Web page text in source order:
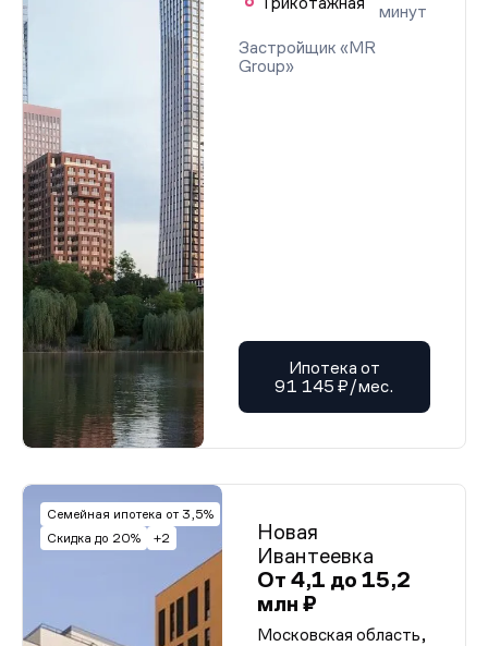
минут
Застройщик «MR
Group»
Ипотека от
91 145 ₽/мес.
Семейная ипотека от 3,5%
Скидка до 20%
+2
Новая
Ивантеевка
От 4,1 до 15,2
млн ₽
Московская область,